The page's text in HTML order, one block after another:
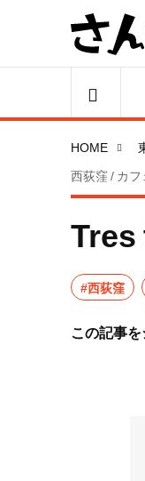
HOME
西荻窪 / カフ
#西荻窪
この記事